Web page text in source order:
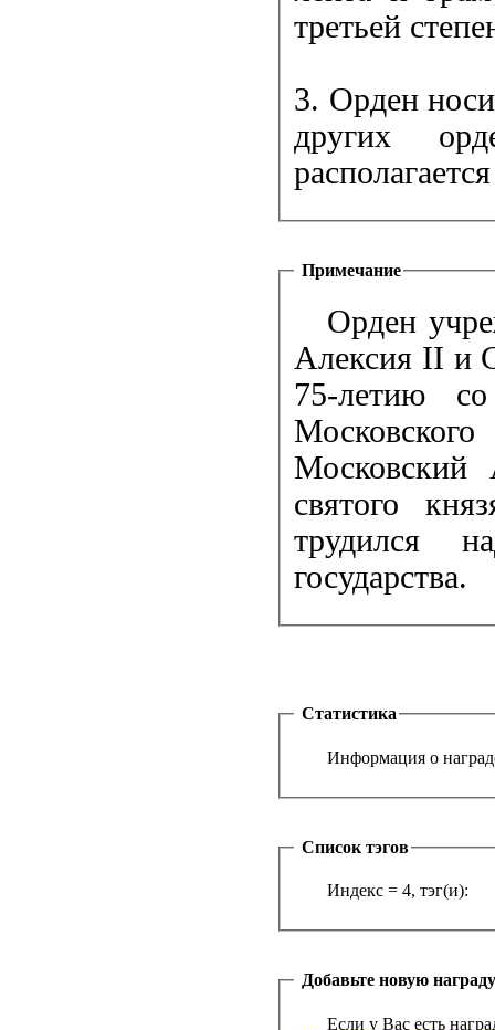
третьей
3. Орден
других
Примечание
Орден
Алексия II и
75-летию
Московский
святого
трудился
государства.
Статистика
Информация о
Список тэгов
Индекс = 4, тэг(и):
Добавьте новую награду
Если у Вас есть